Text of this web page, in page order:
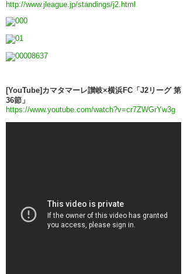
http://www.jleague.jp/standings/j2.html
[YouTube]カマタマーレ讃岐×横浜FC「J2リーグ 第
36節」
https://www.youtube.com/watch?v=cr7ZWGrYw3g